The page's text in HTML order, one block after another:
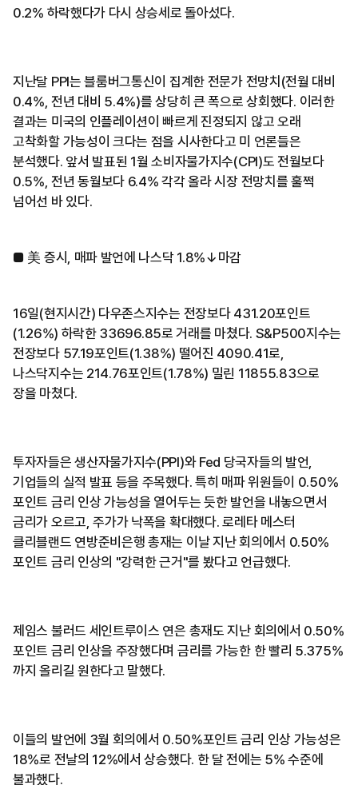
0.2% 하락했다가 다시 상승세로 돌아섰다.
지난달 PPI는 블룸버그통신이 집계한 전문가 전망치(전월 대비
0.4%, 전년 대비 5.4%)를 상당히 큰 폭으로 상회했다. 이러한
결과는 미국의 인플레이션이 빠르게 진정되지 않고 오래
고착화할 가능성이 크다는 점을 시사한다고 미 언론들은
분석했다. 앞서 발표된 1월 소비자물가지수(CPI)도 전월보다
0.5%, 전년 동월보다 6.4% 각각 올라 시장 전망치를 훌쩍
넘어선 바 있다.
■ 美 증시, 매파 발언에 나스닥 1.8%↓마감
16일(현지시간) 다우존스지수는 전장보다 431.20포인트
(1.26%) 하락한 33696.85로 거래를 마쳤다. S&P500지수는
전장보다 57.19포인트(1.38%) 떨어진 4090.41로,
나스닥지수는 214.76포인트(1.78%) 밀린 11855.83으로
장을 마쳤다.
투자자들은 생산자물가지수(PPI)와 Fed 당국자들의 발언,
기업들의 실적 발표 등을 주목했다. 특히 매파 위원들이 0.50%
포인트 금리 인상 가능성을 열어두는 듯한 발언을 내놓으면서
금리가 오르고, 주가가 낙폭을 확대했다. 로레타 메스터
클리블랜드 연방준비은행 총재는 이날 지난 회의에서 0.50%
포인트 금리 인상의 "강력한 근거"를 봤다고 언급했다.
제임스 불러드 세인트루이스 연은 총재도 지난 회의에서 0.50%
포인트 금리 인상을 주장했다며 금리를 가능한 한 빨리 5.375%
까지 올리길 원한다고 말했다.
이들의 발언에 3월 회의에서 0.50%포인트 금리 인상 가능성은
18%로 전날의 12%에서 상승했다. 한 달 전에는 5% 수준에
불과했다.